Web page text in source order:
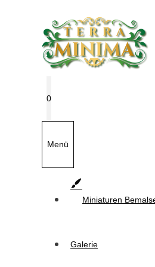
0
Menü
Miniaturen
Galerie